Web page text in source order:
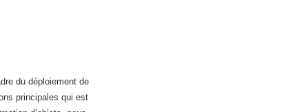
du déploiement de
principales qui est